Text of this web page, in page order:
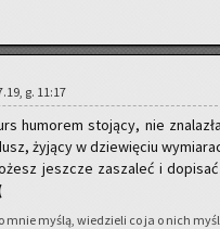
g. 11:17
hu­mo­rem sto­ją­cy, nie
ży­ją­cy w dzie­wię­ciu
jesz­cze za­sza­leć i
mnie myślą, wie­dzie­li co ja o nich